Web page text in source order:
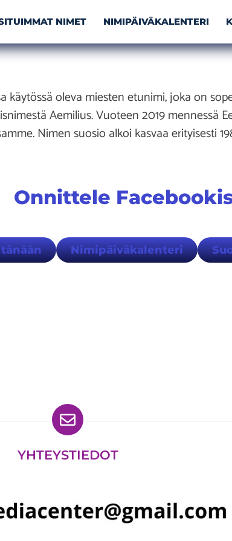
NIMET NIMIPÄIVÄKALENTERI
käytössä oleva miesten etunimi, joka on
Aemilius. Vuoteen 2019 mennessä
Nimen suosio alkoi kasvaa erityisesti
Onnittele
Nimipäiväkalenteri
YHTEYSTIEDOT